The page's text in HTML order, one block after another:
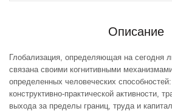
Описание
Глобализация, определяющая на сегодня
связана своими когнитивными
определенных человеческих
конструктивно-практической активности,
выхода за пределы границ, труда и